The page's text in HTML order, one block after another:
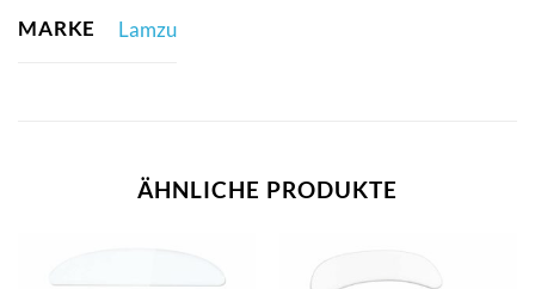
MARKE Lamzu
ÄHNLICHE PRODUKTE